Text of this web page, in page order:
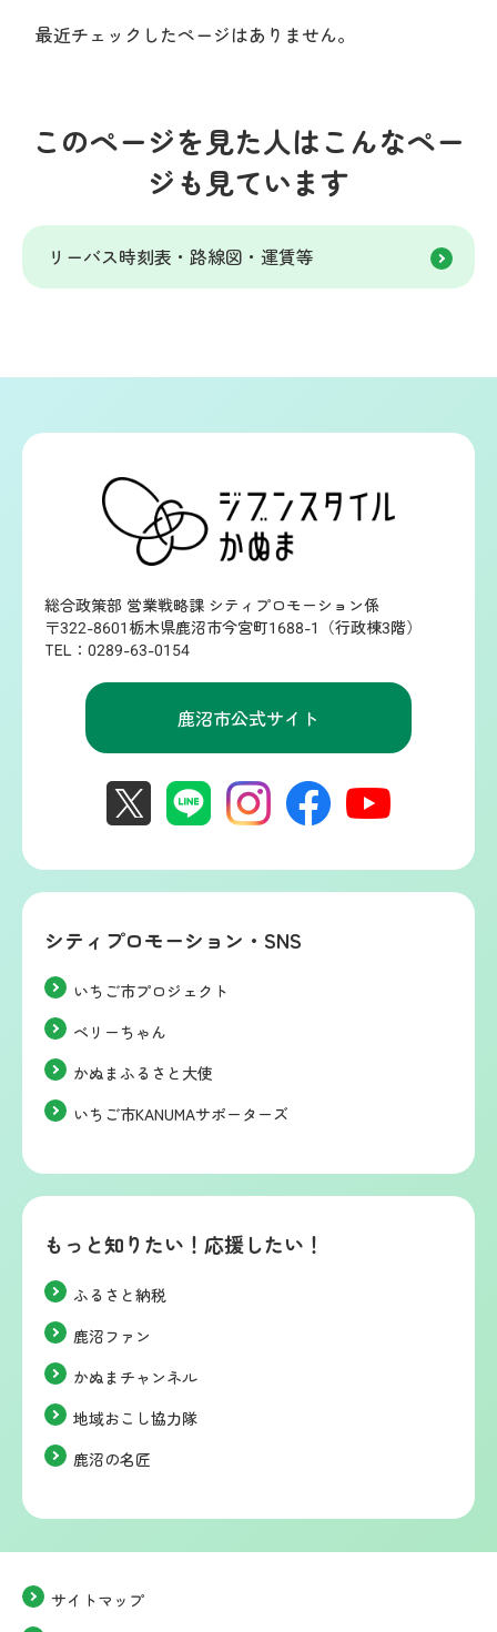
最近チェックしたページはありません。
このページを見た人はこんなペー
ジも見ています
リーバス時刻表・路線図・運賃等
総合政策部 営業戦略課 シティプロモーション係
〒322-8601栃木県鹿沼市今宮町1688-1（行政棟3階）
TEL：0289-63-0154
鹿沼市公式サイト
シティプロモーション・SNS
いちご市プロジェクト
ベリーちゃん
かぬまふるさと大使
いちご市KANUMAサポーターズ
もっと知りたい！応援したい！
ふるさと納税
鹿沼ファン
かぬまチャンネル
地域おこし協力隊
鹿沼の名匠
サイトマップ